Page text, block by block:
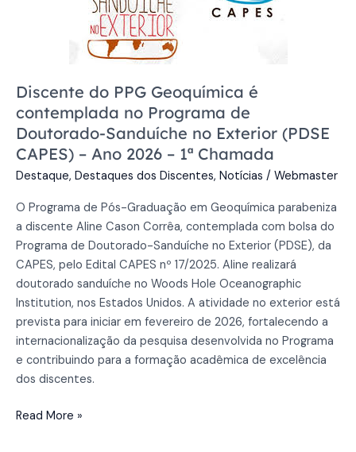
Discente do PPG Geoquímica é
contemplada no Programa de
Doutorado-Sanduíche no Exterior (PDSE
CAPES) – Ano 2026 – 1ª Chamada
Destaque, Destaques dos Discentes, Notícias / Webmaster
O Programa de Pós-Graduação em Geoquímica parabeniza
a discente Aline Cason Corrêa, contemplada com bolsa do
Programa de Doutorado-Sanduíche no Exterior (PDSE), da
CAPES, pelo Edital CAPES nº 17/2025. Aline realizará
doutorado sanduíche no Woods Hole Oceanographic
Institution, nos Estados Unidos. A atividade no exterior está
prevista para iniciar em fevereiro de 2026, fortalecendo a
internacionalização da pesquisa desenvolvida no Programa
e contribuindo para a formação acadêmica de excelência
dos discentes.
Doutorado-
Sanduíche
no
Exterior (PDSE
CAPES)
Ano
2026
–
1ª
Chamada
Read More »